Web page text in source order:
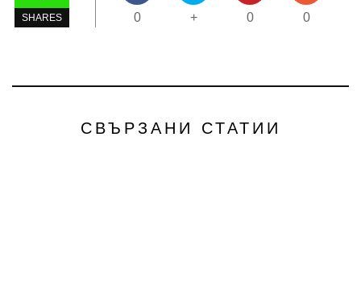
SHARES 0 + 0 0
СВЪРЗАНИ СТАТИИ